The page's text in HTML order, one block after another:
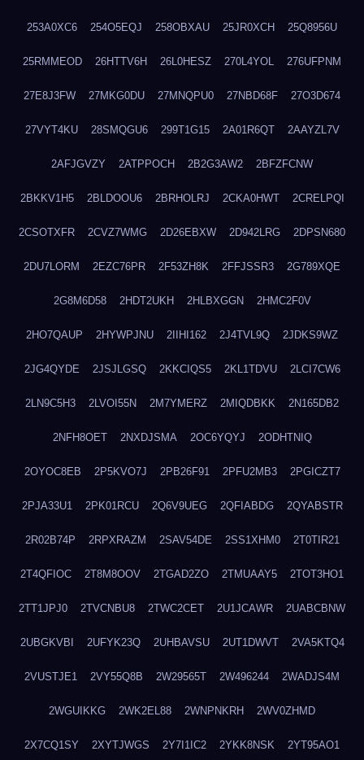
253A0XC6 254O5EQJ 258OBXAU 25JR0XCH 25Q8956U
25RMMEOD 26HTTV6H 26L0HESZ 270L4YOL 276UFPNM
27E8J3FW 27MKG0DU 27MNQPU0 27NBD68F 27O3D674
27VYT4KU 28SMQGU6 299T1G15 2A01R6QT 2AAYZL7V
2AFJGVZY 2ATPPOCH 2B2G3AW2 2BFZFCNW
2BKKV1H5 2BLDOOU6 2BRHOLRJ 2CKA0HWT 2CRELPQI
2CSOTXFR 2CVZ7WMG 2D26EBXW 2D942LRG 2DPSN680
2DU7LORM 2EZC76PR 2F53ZH8K 2FFJSSR3 2G789XQE
2G8M6D58 2HDT2UKH 2HLBXGGN 2HMC2F0V
2HO7QAUP 2HYWPJNU 2IIHI162 2J4TVL9Q 2JDKS9WZ
2JG4QYDE 2JSJLGSQ 2KKCIQS5 2KL1TDVU 2LCI7CW6
2LN9C5H3 2LVOI55N 2M7YMERZ 2MIQDBKK 2N165DB2
2NFH8OET 2NXDJSMA 2OC6YQYJ 2ODHTNIQ
2OYOC8EB 2P5KVO7J 2PB26F91 2PFU2MB3 2PGICZT7
2PJA33U1 2PK01RCU 2Q6V9UEG 2QFIABDG 2QYABSTR
2R02B74P 2RPXRAZM 2SAV54DE 2SS1XHM0 2T0TIR21
2T4QFIOC 2T8M8OOV 2TGAD2ZO 2TMUAAY5 2TOT3HO1
2TT1JPJ0 2TVCNBU8 2TWC2CET 2U1JCAWR 2UABCBNW
2UBGKVBI 2UFYK23Q 2UHBAVSU 2UT1DWVT 2VA5KTQ4
2VUSTJE1 2VY55Q8B 2W29565T 2W496244 2WADJS4M
2WGUIKKG 2WK2EL88 2WNPNKRH 2WV0ZHMD
2X7CQ1SY 2XYTJWGS 2Y7I1IC2 2YKK8NSK 2YT95AO1